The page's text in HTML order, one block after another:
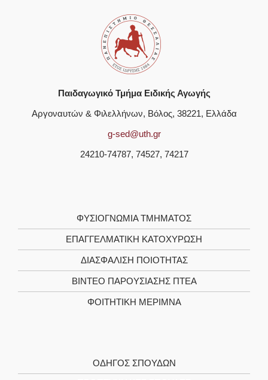
Παιδαγωγικό Τμήμα Ειδικής Αγωγής
Αργοναυτών & Φιλελλήνων, Βόλος, 38221, Ελλάδα
g-sed@uth.gr
24210-74787, 74527, 74217
ΦΥΣΙΟΓΝΩΜΊΑ ΤΜΉΜΑΤΟΣ
ΕΠΑΓΓΕΛΜΑΤΙΚΉ ΚΑΤΟΧΎΡΩΣΗ
ΔΙΑΣΦΆΛΙΣΗ ΠΟΙΌΤΗΤΑΣ
ΒΊΝΤΕΟ ΠΑΡΟΥΣΊΑΣΗΣ ΠΤΕΑ
ΦΟΙΤΗΤΙΚΉ ΜΈΡΙΜΝΑ
ΟΔΗΓΌΣ ΣΠΟΥΔΏΝ